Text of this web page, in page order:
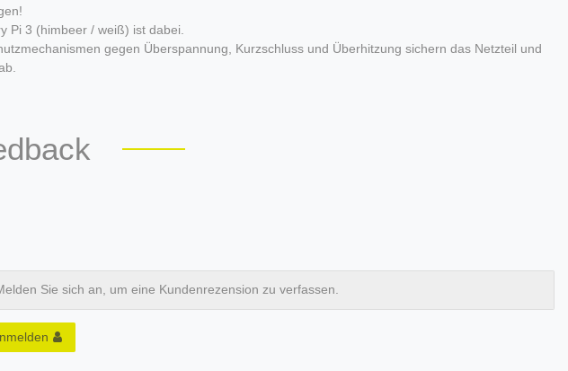
Pi 3 (himbeer / weiß) ist dabei.
gegen Überspannung, Kurzschluss und Überhitzung sichern das Netzteil und
Sie sich an, um eine Kundenrezension zu verfassen.